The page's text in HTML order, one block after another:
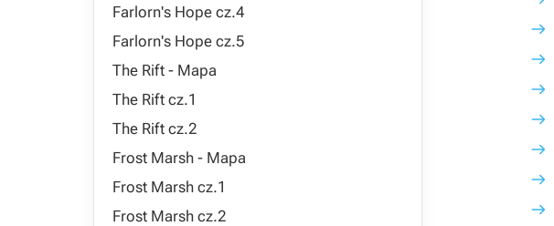
Farlorn's Hope cz.4
Farlorn's Hope cz.5
The Rift - Mapa
The Rift cz.1
The Rift cz.2
Frost Marsh - Mapa
Frost Marsh cz.1
Frost Marsh cz.2